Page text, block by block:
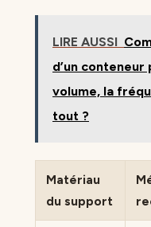
LIRE AUSSI
d’un
volume, la
tout ?
Matériau
du support